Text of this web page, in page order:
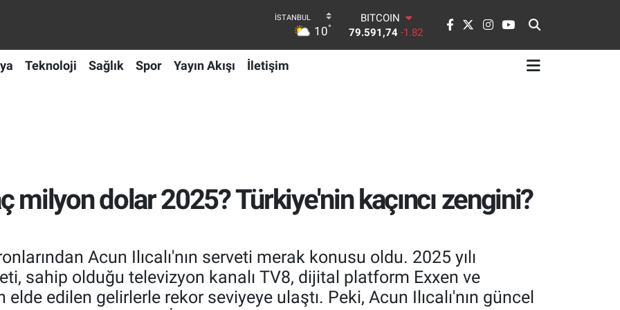
10°
DOLAR
45,43620 0.02
EURO
Teknoloji Sağlık Spor Yayın Akışı İletişim
milyon dolar 2025? Türkiye'nin kaçıncı zengini?
Acun Ilıcalı'nın serveti merak konusu oldu. 2025 yılı
sahip olduğu televizyon kanalı TV8, dijital platform Exxen ve
edilen gelirlerle rekor seviyeye ulaştı. Peki, Acun Ilıcalı'nın güncel